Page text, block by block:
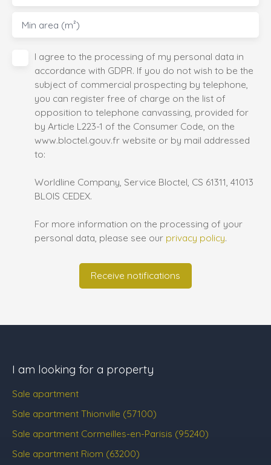
Min area (m²)
I agree to the processing of my personal data in
accordance with GDPR. If you do not wish to be the
subject of commercial prospecting by telephone,
you can register free of charge on the list of
opposition to telephone canvassing, provided for
by Article L223-1 of the Consumer Code, on the
www.bloctel.gouv.fr website or by mail addressed
to:
Worldline Company, Service Bloctel, CS 61311, 41013
BLOIS CEDEX.
For more information on the processing of your
personal data, please see our privacy policy.
Receive notifications
I am looking for a property
Sale apartment
Sale apartment Thionville (57100)
Sale apartment Cormeilles-en-Parisis (95240)
Sale apartment Riom (63200)